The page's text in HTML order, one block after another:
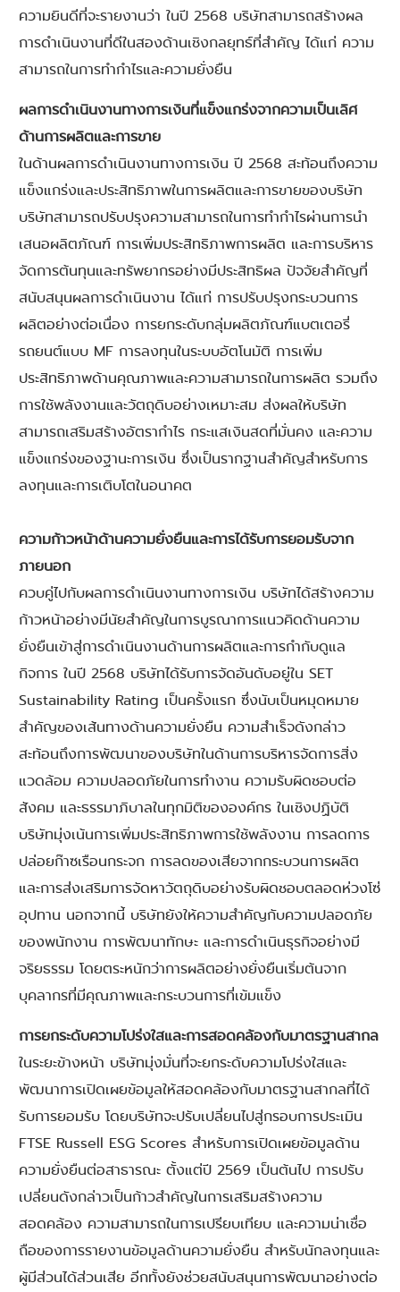
ความยินดีที่จะรายงานว่า ในปี 2568 บริษัทสามารถสร้างผล
การดำเนินงานที่ดีในสองด้านเชิงกลยุทธ์ที่สำคัญ ได้แก่ ความ
สามารถในการทำกำไรและความยั่งยืน
ผลการดำเนินงานทางการเงินที่แข็งแกร่งจากความเป็นเลิศ
ด้านการผลิตและการขาย
ในด้านผลการดำเนินงานทางการเงิน ปี 2568 สะท้อนถึงความ
แข็งแกร่งและประสิทธิภาพในการผลิตและการขายของบริษัท
บริษัทสามารถปรับปรุงความสามารถในการทำกำไรผ่านการนำ
เสนอผลิตภัณฑ์ การเพิ่มประสิทธิภาพการผลิต และการบริหาร
จัดการต้นทุนและทรัพยากรอย่างมีประสิทธิผล ปัจจัยสำคัญที่
สนับสนุนผลการดำเนินงาน ได้แก่ การปรับปรุงกระบวนการ
ผลิตอย่างต่อเนื่อง การยกระดับกลุ่มผลิตภัณฑ์แบตเตอรี่
รถยนต์แบบ MF การลงทุนในระบบอัตโนมัติ การเพิ่ม
ประสิทธิภาพด้านคุณภาพและความสามารถในการผลิต รวมถึง
การใช้พลังงานและวัตถุดิบอย่างเหมาะสม ส่งผลให้บริษัท
สามารถเสริมสร้างอัตรากำไร กระแสเงินสดที่มั่นคง และความ
แข็งแกร่งของฐานะการเงิน ซึ่งเป็นรากฐานสำคัญสำหรับการ
ลงทุนและการเติบโตในอนาคต
ความก้าวหน้าด้านความยั่งยืนและการได้รับการยอมรับจาก
ภายนอก
ควบคู่ไปกับผลการดำเนินงานทางการเงิน บริษัทได้สร้างความ
ก้าวหน้าอย่างมีนัยสำคัญในการบูรณาการแนวคิดด้านความ
ยั่งยืนเข้าสู่การดำเนินงานด้านการผลิตและการกำกับดูแล
กิจการ ในปี 2568 บริษัทได้รับการจัดอันดับอยู่ใน SET
Sustainability Rating เป็นครั้งแรก ซึ่งนับเป็นหมุดหมาย
สำคัญของเส้นทางด้านความยั่งยืน ความสำเร็จดังกล่าว
สะท้อนถึงการพัฒนาของบริษัทในด้านการบริหารจัดการสิ่ง
แวดล้อม ความปลอดภัยในการทำงาน ความรับผิดชอบต่อ
สังคม และธรรมาภิบาลในทุกมิติขององค์กร ในเชิงปฏิบัติ
บริษัทมุ่งเน้นการเพิ่มประสิทธิภาพการใช้พลังงาน การลดการ
ปล่อยก๊าซเรือนกระจก การลดของเสียจากกระบวนการผลิต
และการส่งเสริมการจัดหาวัตถุดิบอย่างรับผิดชอบตลอดห่วงโซ่
อุปทาน นอกจากนี้ บริษัทยังให้ความสำคัญกับความปลอดภัย
ของพนักงาน การพัฒนาทักษะ และการดำเนินธุรกิจอย่างมี
จริยธรรม โดยตระหนักว่าการผลิตอย่างยั่งยืนเริ่มต้นจาก
บุคลากรที่มีคุณภาพและกระบวนการที่เข้มแข็ง
การยกระดับความโปร่งใสและการสอดคล้องกับมาตรฐานสากล
ในระยะข้างหน้า บริษัทมุ่งมั่นที่จะยกระดับความโปร่งใสและ
พัฒนาการเปิดเผยข้อมูลให้สอดคล้องกับมาตรฐานสากลที่ได้
รับการยอมรับ โดยบริษัทจะปรับเปลี่ยนไปสู่กรอบการประเมิน
FTSE Russell ESG Scores สำหรับการเปิดเผยข้อมูลด้าน
ความยั่งยืนต่อสาธารณะ ตั้งแต่ปี 2569 เป็นต้นไป การปรับ
เปลี่ยนดังกล่าวเป็นก้าวสำคัญในการเสริมสร้างความ
สอดคล้อง ความสามารถในการเปรียบเทียบ และความน่าเชื่อ
ถือของการรายงานข้อมูลด้านความยั่งยืน สำหรับนักลงทุนและ
ผู้มีส่วนได้ส่วนเสีย อีกทั้งยังช่วยสนับสนุนการพัฒนาอย่างต่อ